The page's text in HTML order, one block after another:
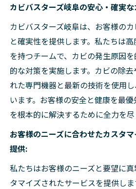
カビバスターズ岐阜の安心・確実
カビバスターズ岐阜は、お客様の
と確実性を提供します。私たちは
を持つチームで、カビの発生原因
的な対策を実施します。カビの除
れた専門機器と最新の技術を使用
います。お客様の安全と健康を最
を根本的に解決するために全力を尽
お客様のニーズに合わせたカスタ
提供:
私たちはお客様のニーズと要望に
タマイズされたサービスを提供し